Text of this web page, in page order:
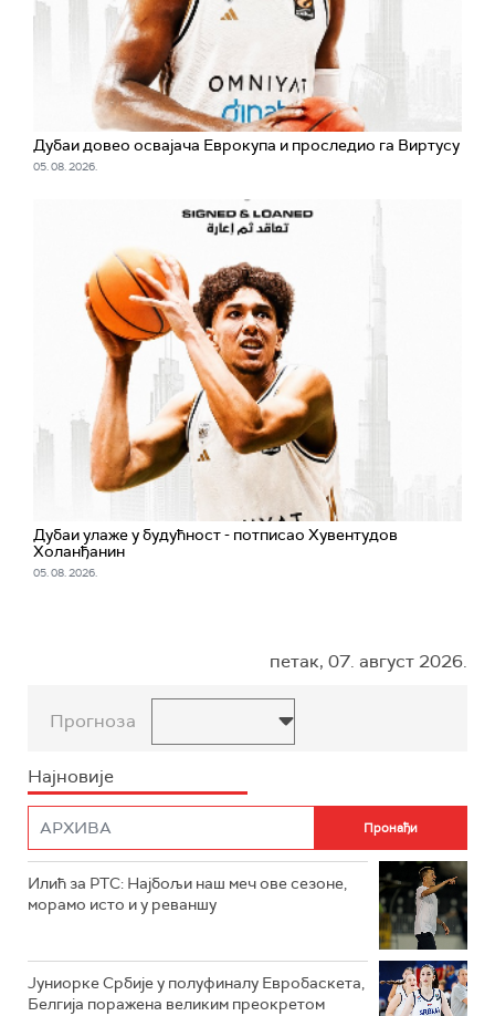
Дубаи довео освајача Еврокупа и проследио га Виртусу
05. 08. 2026.
Дубаи улаже у будућност - потписао Хувентудов
Холанђанин
05. 08. 2026.
петак, 07. август 2026.
Прогноза
Најновије
Илић за РТС: Најбољи наш меч ове сезоне,
морамо исто и у реваншу
Јуниорке Србије у полуфиналу Евробаскета,
Белгија поражена великим преокретом